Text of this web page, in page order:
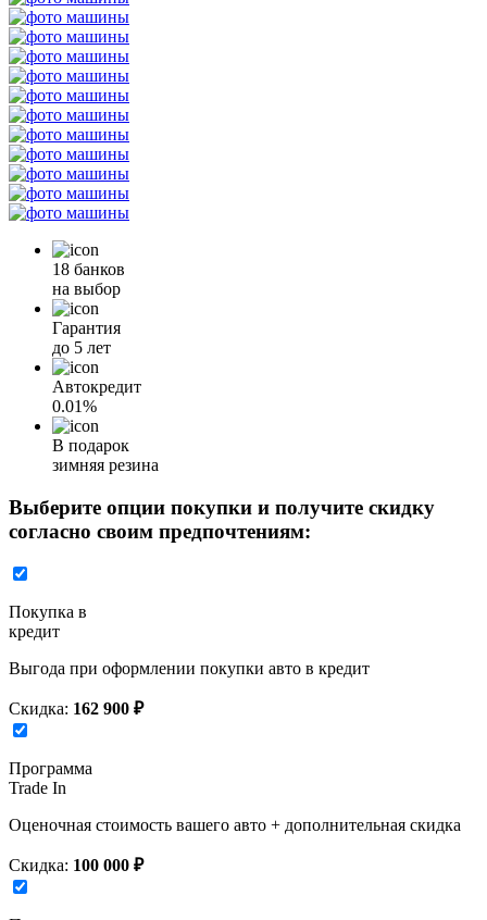
18 банков
на выбор
Гарантия
до 5 лет
Автокредит
0.01%
В подарок
зимняя резина
Выберите опции покупки и получите скидку
согласно своим предпочтениям:
Покупка в
кредит
Выгода при оформлении покупки авто в кредит
Скидка: 162 900 ₽
Программа
Trade In
Оценочная стоимость вашего авто + дополнительная скидка
Скидка: 100 000 ₽